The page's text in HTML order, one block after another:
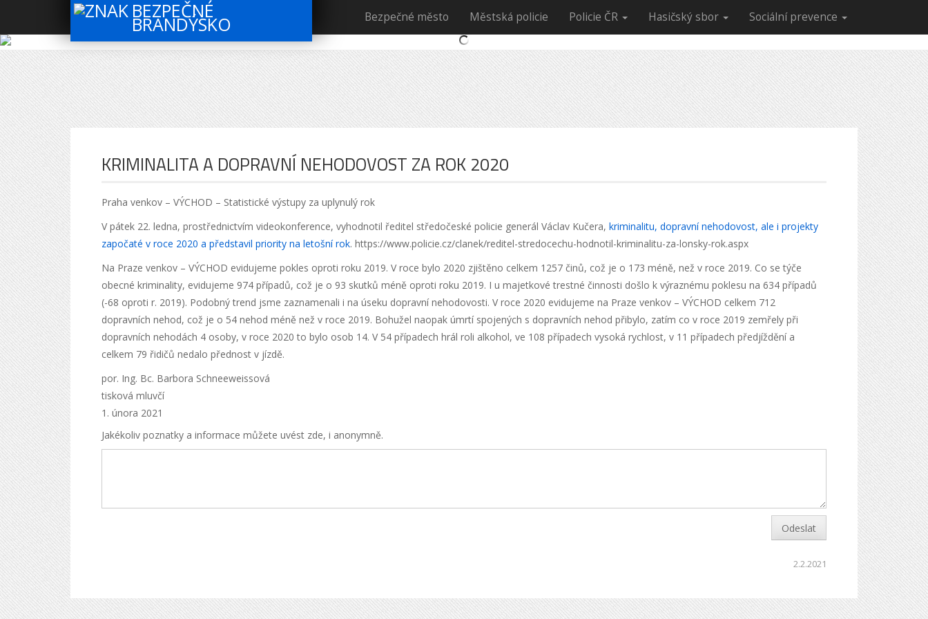
BEZPEČNÉ
BRANDÝSKO Bezpečné město Městská policie Policie ČR Hasičský sbor Sociální prevence
KRIMINALITA A DOPRAVNÍ NEHODOVOST ZA ROK 2020
Praha venkov – VÝCHOD – Statistické výstupy za uplynulý rok
V pátek 22. ledna, prostřednictvím videokonference, vyhodnotil ředitel středočeské policie generál Václav Kučera, kriminalitu, dopravní nehodovost, ale i projekty
započaté v roce 2020 a představil priority na letošní rok. https://www.policie.cz/clanek/reditel-stredocechu-hodnotil-kriminalitu-za-lonsky-rok.aspx
Na Praze venkov – VÝCHOD evidujeme pokles oproti roku 2019. V roce bylo 2020 zjištěno celkem 1257 činů, což je o 173 méně, než v roce 2019. Co se týče
obecné kriminality, evidujeme 974 případů, což je o 93 skutků méně oproti roku 2019. I u majetkové trestné činnosti došlo k výraznému poklesu na 634 případů
(-68 oproti r. 2019). Podobný trend jsme zaznamenali i na úseku dopravní nehodovosti. V roce 2020 evidujeme na Praze venkov – VÝCHOD celkem 712
dopravních nehod, což je o 54 nehod méně než v roce 2019. Bohužel naopak úmrtí spojených s dopravních nehod přibylo, zatím co v roce 2019 zemřely při
dopravních nehodách 4 osoby, v roce 2020 to bylo osob 14. V 54 případech hrál roli alkohol, ve 108 případech vysoká rychlost, v 11 případech předjíždění a
celkem 79 řidičů nedalo přednost v jízdě.
por. Ing. Bc. Barbora Schneeweissová
tisková mluvčí
1. února 2021
Jakékoliv poznatky a informace můžete uvést zde, i anonymně.
Odeslat
2.2.2021